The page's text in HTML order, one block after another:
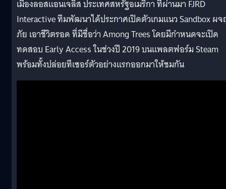
เมืองลอสแอนเจลิส ประเทศสหรัฐอเมริกา ที่ผ่านมา FJRD
Interactive ทีมพัฒนาได้ประกาศเปิดตัวเกมแนว Sandbox ผ
ภัย เอาชีวิตรอด ที่มีชื่อว่า Among Trees โดยมีกำหนดจะเปิด
ทดสอบ Early Access ในช่วงปี 2019 บนแพลตฟอร์ม Steam
พร้อมทั้งปล่อยทีเซอร์ตัวอย่างแรกออกมาให้ชมกัน